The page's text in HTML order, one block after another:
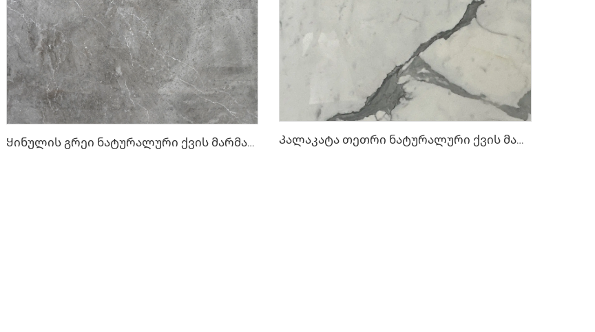
Ყინულის გრეი ნატურალური ქვის მარმარილო უწესრიგო თეთრი cracked შეფერილობით Კალაკატა თეთრი ნატურალური ქვის მარმარილო ნაცრისფერი შეფერილობით და ნახატით